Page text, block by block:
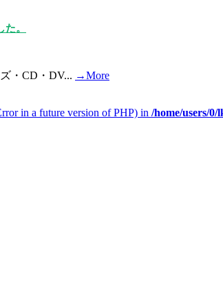
。
・CD・DV... →More
in a future version of PHP) in /home/users/